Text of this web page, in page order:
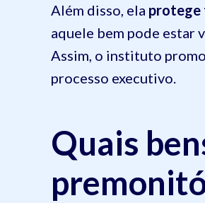
Além disso, ela protege
aquele bem pode estar
Assim, o instituto
processo executivo.
Quais